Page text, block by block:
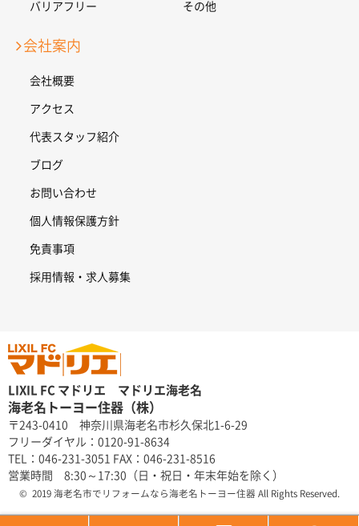
バリアフリー その他
会社案内
会社概要
アクセス
代表スタッフ紹介
ブログ
お問い合わせ
個人情報保護方針
免責事項
採用情報・求人募集
LIXIL FC マドリエ マドリエ海老名
海老名トーヨー住器（株）
〒243-0410 神奈川県海老名市杉久保北1-6-29
フリーダイヤル：0120-91-8634
TEL：046-231-3051 FAX：046-231-8516
営業時間 8:30～17:30（日・祝日・年末年始を除く）
© 2019 海老名市でリフォームなら海老名トーヨー住器 All Rights Reserved.